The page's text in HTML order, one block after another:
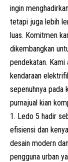
ingin
tetapi juga lebih
luas. Komitmen
dikembangkan
pendekatan. Kami
kendaraan
sepenuhnya pada
purnajual kian
Ledo 5 hadir
efisiensi dan
desain modern
pengguna urban